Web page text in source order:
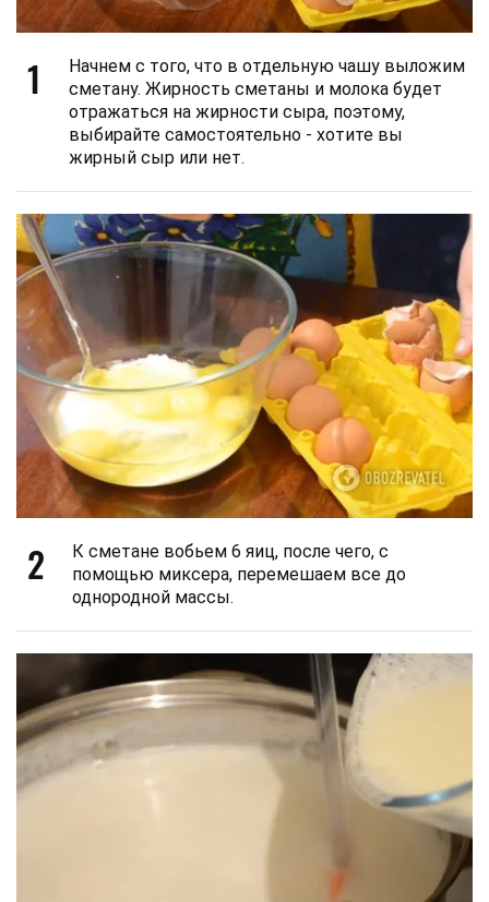
1
Начнем с того, что в отдельную чашу выложим
сметану. Жирность сметаны и молока будет
отражаться на жирности сыра, поэтому,
выбирайте самостоятельно - хотите вы
жирный сыр или нет.
2
К сметане вобьем 6 яиц, после чего, с
помощью миксера, перемешаем все до
однородной массы.